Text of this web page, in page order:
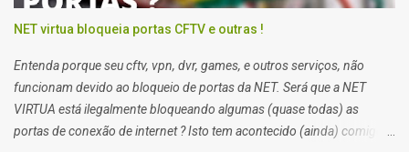
NET virtua bloqueia portas CFTV e outras !
Entenda porque seu cftv, vpn, dvr, games, e outros serviços, não
funcionam devido ao bloqueio de portas da NET. Será que a NET
VIRTUA está ilegalmente bloqueando algumas (quase todas) as
portas de conexão de internet ? Isto tem acontecido (ainda) comigo